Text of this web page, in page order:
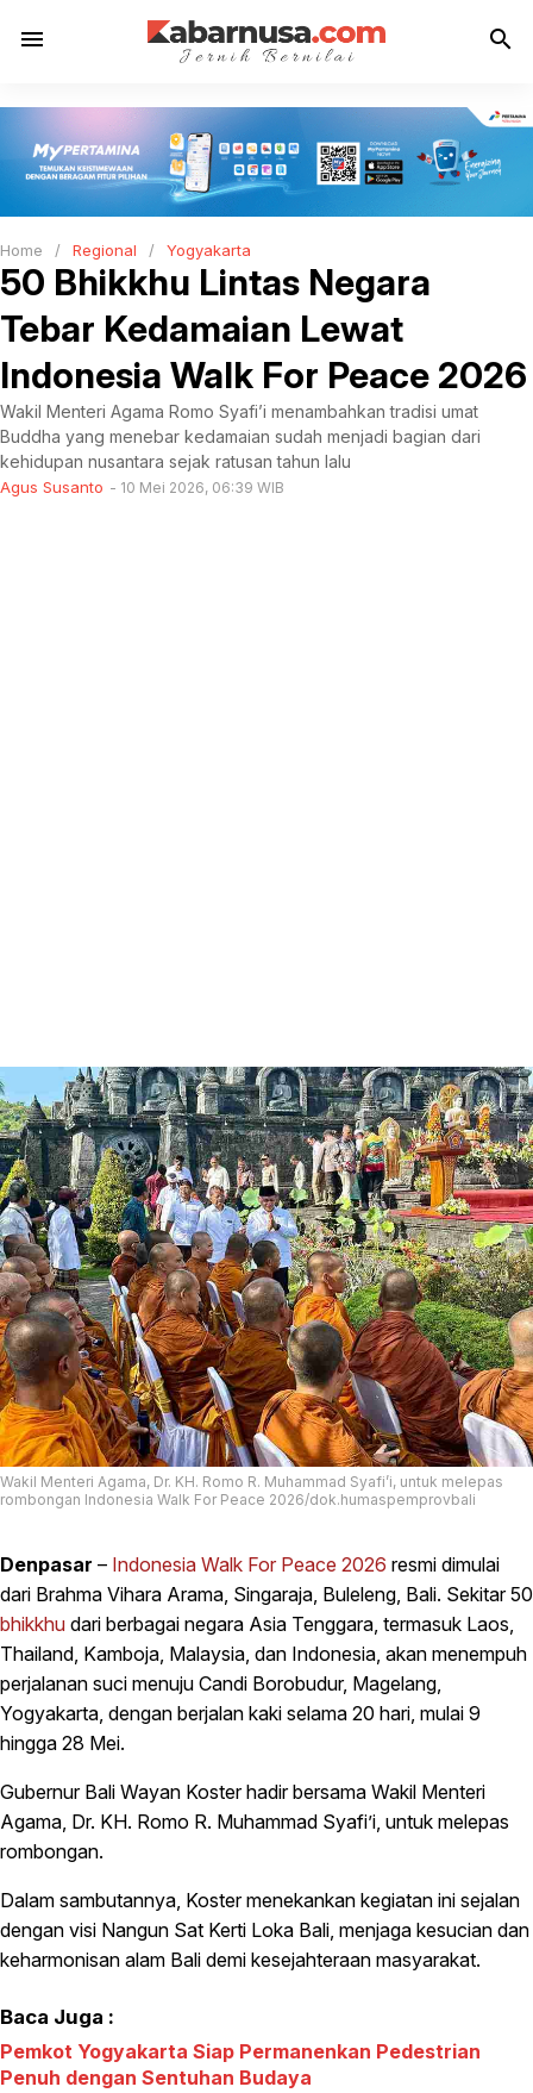
menu search
Home / Regional / Yogyakarta
50 Bhikkhu Lintas Negara
Tebar Kedamaian Lewat
Indonesia Walk For Peace 2026
Wakil Menteri Agama Romo Syafi’i menambahkan tradisi umat
Buddha yang menebar kedamaian sudah menjadi bagian dari
kehidupan nusantara sejak ratusan tahun lalu
Agus Susanto 10 Mei 2026, 06:39 WIB
Wakil Menteri Agama, Dr. KH. Romo R. Muhammad Syafi’i, untuk melepas
rombongan Indonesia Walk For Peace 2026/dok.humaspemprovbali
Denpasar – Indonesia Walk For Peace 2026 resmi dimulai
dari Brahma Vihara Arama, Singaraja, Buleleng, Bali. Sekitar 50
bhikkhu dari berbagai negara Asia Tenggara, termasuk Laos,
Thailand, Kamboja, Malaysia, dan Indonesia, akan menempuh
perjalanan suci menuju Candi Borobudur, Magelang,
Yogyakarta, dengan berjalan kaki selama 20 hari, mulai 9
hingga 28 Mei.
Gubernur Bali Wayan Koster hadir bersama Wakil Menteri
Agama, Dr. KH. Romo R. Muhammad Syafi’i, untuk melepas
rombongan.
Dalam sambutannya, Koster menekankan kegiatan ini sejalan
dengan visi Nangun Sat Kerti Loka Bali, menjaga kesucian dan
keharmonisan alam Bali demi kesejahteraan masyarakat.
Baca Juga :
Pemkot Yogyakarta Siap Permanenkan Pedestrian
Penuh dengan Sentuhan Budaya